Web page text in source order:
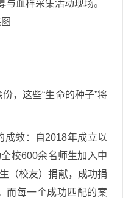
血样采集活动现场。
，这些“生命的种子”将
成效：自2018年成立以
校600余名师生加入中
（校友）捐献，成功捐
而每一个成功匹配的案